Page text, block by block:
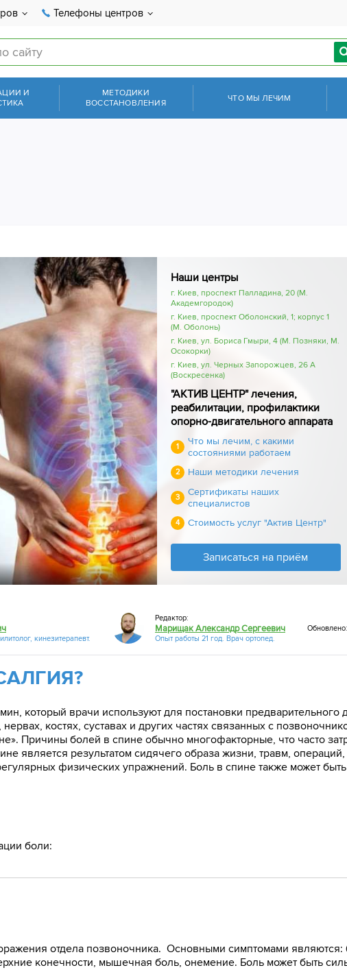
Телефоны центров
И
МЕТОДИКИ
ВОССТАНОВЛЕНИЯ
ЧТО МЫ ЛЕЧИМ
Наши центры
г. Киев, проспект Палладина, 20 (М.
Академгородок)
г. Киев, проспект Оболонский, 1; корпус 1
(М. Оболонь)
г. Киев, ул. Бориса Гмыри, 4 (М. Позняки, М.
Осокорки)
г. Киев, ул. Черных Запорожцев, 26 А
(Воскресенка)
"АКТИВ ЦЕНТР" лечения,
реабилитации, профилактики
опорно-двигательного аппарата
1
Что мы лечим, с какими
состояниями работаем
2 Наши методики лечения
3
Сертификаты наших
специалистов
4 Стоимость услуг "Актив Центр"
Записаться на приём
кинезитерапевт.
Редактор:
Марищак Александр Сергеевич
Опыт работы 21 год. Врач ортопед.
который врачи используют для постановки
костях, суставах и других частях связанных с
Причины болей в спине обычно многофакторные, что часто
является результатом сидячего образа жизни, травм,
физических упражнений. Боль в спине также может
боли:
отдела позвоночника. Основными симптомами являются:
конечности, мышечная боль, онемение. Боль может быть